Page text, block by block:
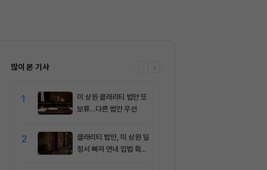
많이 본 기사
1
미 상원 클래리티 법안 또
보류…다른 법안 우선
2
클래리티 법안, 미 상원 일
정서 빠져 연내 입법 확률